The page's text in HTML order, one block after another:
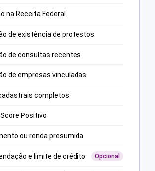
na Receita Federal
de existência de protestos
de consultas recentes
de empresas vinculadas
completos
Positivo
ou renda presumida
e limite de crédito Opcional